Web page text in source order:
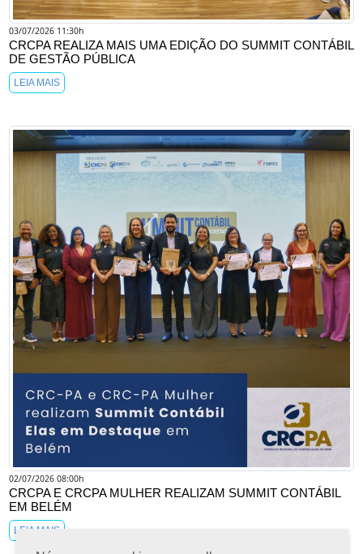
03/07/2026 11:30h
CRCPA REALIZA MAIS UMA EDIÇÃO DO SUMMIT CONTÁBIL
DE GESTÃO PÚBLICA
LEIA MAIS
02/07/2026 08:00h
CRCPA E CRCPA MULHER REALIZAM SUMMIT CONTÁBIL
EM BELÉM
LEIA MAIS